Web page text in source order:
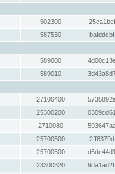
502300
587530
589000
589010
27100400
25300200
2710080
25700500
25700600
23300320